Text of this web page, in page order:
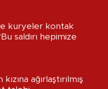
kuryeler kontak
saldırı hepimize
ağırlaştırılmış